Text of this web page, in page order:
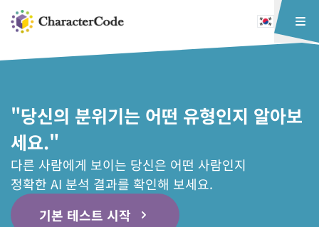
"당신의 분위기는 어떤 유형인지 알아보
세요."
다른 사람에게 보이는 당신은 어떤 사람인지
정확한 AI 분석 결과를 확인해 보세요.
기본 테스트 시작